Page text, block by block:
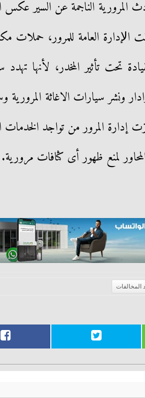
المرورية الناجمة عن السير عكس
اﻹدارة العامة للمرور، حملات
تحت تأثير المخدر، لأنها
ونشر سيارات الاغاثة المرورية
إدارة المرور من تواجد الخدمات
لمنع ظهور أى كثافات مرورية.
المخالفات